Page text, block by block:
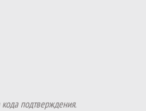
подтверждения.